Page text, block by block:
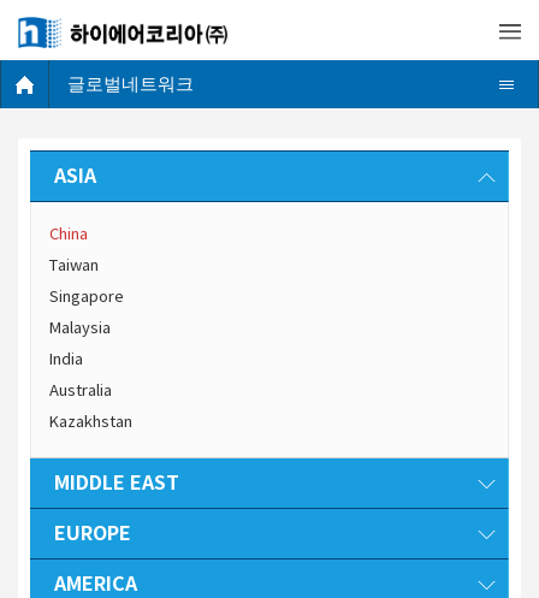
글로벌네트워크
ASIA
China
Taiwan
Singapore
Malaysia
India
Australia
Kazakhstan
MIDDLE EAST
EUROPE
AMERICA